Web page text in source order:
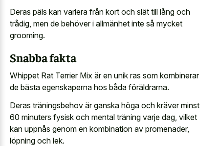
Deras päls kan variera från kort och slät till lång och
trådig, men de behöver i allmänhet inte så mycket
grooming.
Snabba fakta
Whippet Rat Terrier Mix är en unik ras som kombinerar
de bästa egenskaperna hos båda föräldrarna.
Deras träningsbehov är ganska höga och kräver minst
60 minuters fysisk och mental träning varje dag, vilket
kan uppnås genom en kombination av promenader,
löpning och lek.